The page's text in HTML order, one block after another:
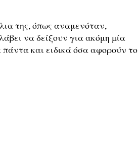
της, όπως αναμενόταν,
να δείξουν για ακόμη μία
και ειδικά όσα αφορούν το